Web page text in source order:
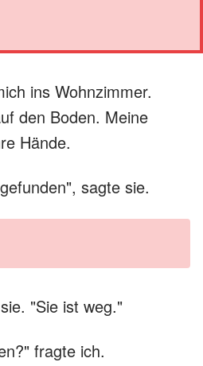
ins Wohnzimmer.
den Boden. Meine
Hände.
sagte sie.
"Sie ist weg."
fragte ich.